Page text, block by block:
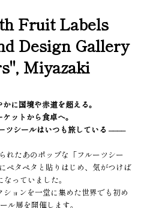
Fruit Labels
Design Gallery
Miyazaki
に国境や赤道を超える。
ットから食卓へ。
ツシールはいつも旅している ––––
れたあのポップな「フルーツシー
ペタペタと貼りはじめ、気がつけば
っていました。
ョンを一堂に集めた世界でも初め
ル展を開催します。